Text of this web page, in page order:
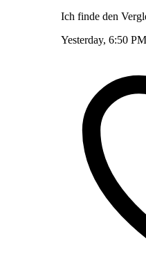
Ich finde den
Yesterday, 6:50 PM